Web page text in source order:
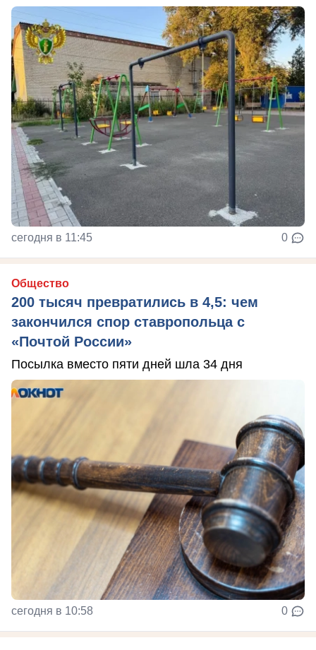
сегодня в 11:45 0
Общество
200 тысяч превратились в 4,5: чем
закончился спор ставропольца с
«Почтой России»
Посылка вместо пяти дней шла 34 дня
сегодня в 10:58 0